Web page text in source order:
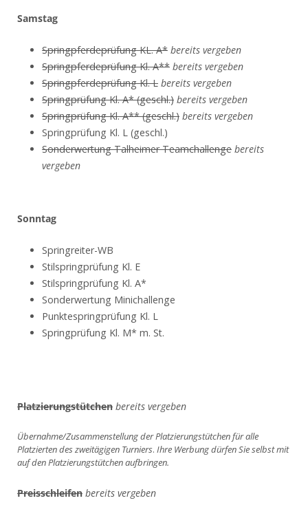
Samstag
Springpferdeprüfung KL. A* bereits vergeben
Springpferdeprüfung Kl. A** bereits vergeben
Springpferdeprüfung Kl. L bereits vergeben
Springprüfung Kl. A* (geschl.) bereits vergeben
Springprüfung Kl. A** (geschl.) bereits vergeben
Springprüfung Kl. L (geschl.)
Sonderwertung Talheimer Teamchallenge bereits
vergeben
Sonntag
Springreiter-WB
Stilspringprüfung Kl. E
Stilspringprüfung Kl. A*
Sonderwertung Minichallenge
Punktespringprüfung Kl. L
Springprüfung Kl. M* m. St.
Platzierungstütchen bereits vergeben
Übernahme/Zusammenstellung der Platzierungstütchen für alle
Platzierten des zweitägigen Turniers. Ihre Werbung dürfen Sie selbst mit
auf den Platzierungstütchen aufbringen.
Preisschleifen bereits vergeben